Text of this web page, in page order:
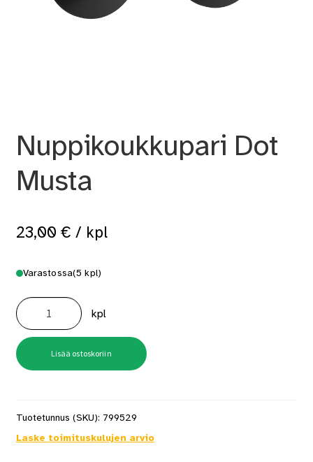
Nuppikoukkupari Dot
Musta
23,00 € / kpl
Varastossa(5 kpl)
Nuppikoukkupari
Dot
Musta
määrä
kpl
Lisää ostoskoriin
Tuotetunnus (SKU): 799529
Laske toimituskulujen arvio